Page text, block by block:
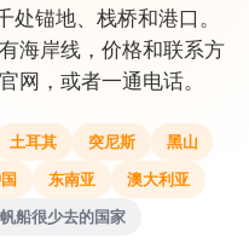
锚地、栈桥和港口。
海岸线，价格和联系方
网，或者一通电话。
土耳其 突尼斯
黑山
东南亚
澳大利亚
船很少去的国家